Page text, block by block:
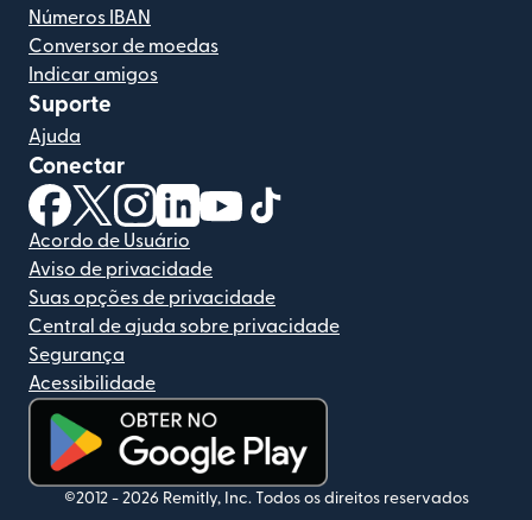
Números IBAN
Conversor de moedas
Indicar amigos
Suporte
Ajuda
Conectar
(abre em uma nova janela)
(abre em uma nova janela)
(abre em uma nova janela)
(abre em uma nova janela)
(abre em uma nova janela)
Acordo de Usuário
Aviso de privacidade
Suas opções de privacidade
Central de ajuda sobre privacidade
Segurança
Acessibilidade
(abre em uma nova janela)
©2012 - 2026 Remitly, Inc. Todos os direitos reservados